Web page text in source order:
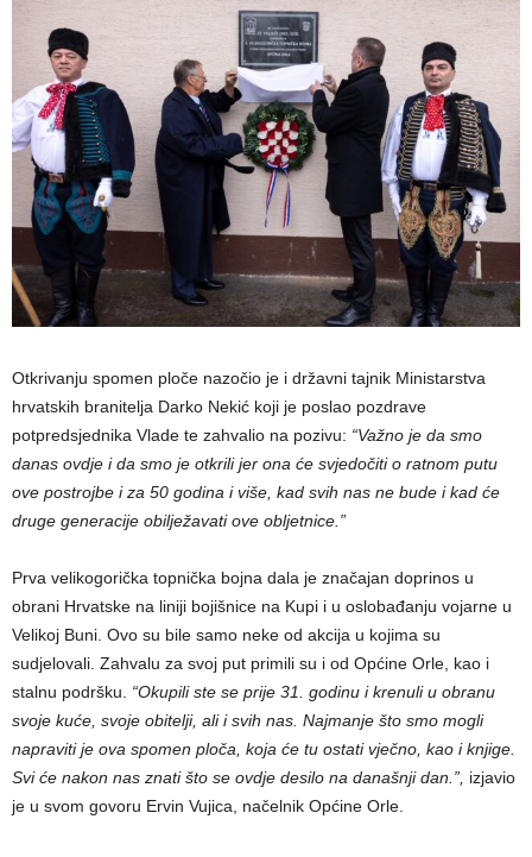
Otkrivanju spomen ploče nazočio je i državni tajnik Ministarstva
hrvatskih branitelja Darko Nekić koji je poslao pozdrave
potpredsjednika Vlade te zahvalio na pozivu: “Važno je da smo
danas ovdje i da smo je otkrili jer ona će svjedočiti o ratnom putu
ove postrojbe i za 50 godina i više, kad svih nas ne bude i kad će
druge generacije obilježavati ove obljetnice.”
Prva velikogorička topnička bojna dala je značajan doprinos u
obrani Hrvatske na liniji bojišnice na Kupi i u oslobađanju vojarne u
Velikoj Buni. Ovo su bile samo neke od akcija u kojima su
sudjelovali. Zahvalu za svoj put primili su i od Općine Orle, kao i
stalnu podršku. “Okupili ste se prije 31. godinu i krenuli u obranu
svoje kuće, svoje obitelji, ali i svih nas. Najmanje što smo mogli
napraviti je ova spomen ploča, koja će tu ostati vječno, kao i knjige.
Svi će nakon nas znati što se ovdje desilo na današnji dan.”, izjavio
je u svom govoru Ervin Vujica, načelnik Općine Orle.